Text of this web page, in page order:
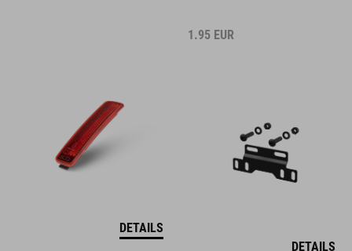
DETAILS
1.95 EUR
DETAILS